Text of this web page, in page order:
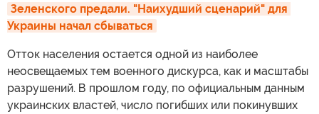
Зеленского предали. "Наихудший сценарий" для
Украины начал сбываться
Отток населения остается одной из наиболее
неосвещаемых тем военного дискурса, как и масштабы
разрушений. В прошлом году, по официальным данным
украинских властей, число погибших или покинувших